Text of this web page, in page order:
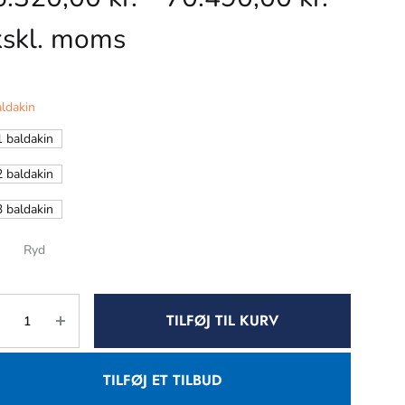
moms
baldakin
baldakin
baldakin
Ryd
TILFØJ TIL KURV
TILFØJ ET TILBUD